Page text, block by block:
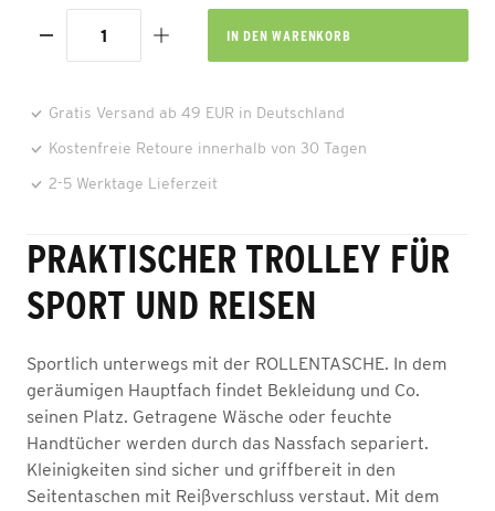
IN DEN WARENKORB
Gratis Versand ab 49 EUR in Deutschland
Kostenfreie Retoure innerhalb von 30 Tagen
2-5 Werktage Lieferzeit
PRAKTISCHER TROLLEY FÜR
SPORT UND REISEN
Sportlich unterwegs mit der ROLLENTASCHE. In dem
geräumigen Hauptfach findet Bekleidung und Co.
seinen Platz. Getragene Wäsche oder feuchte
Handtücher werden durch das Nassfach separiert.
Kleinigkeiten sind sicher und griffbereit in den
Seitentaschen mit Reißverschluss verstaut. Mit dem